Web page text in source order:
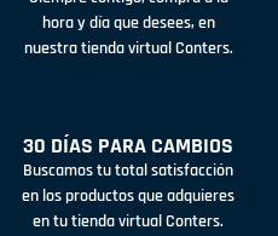
hora y día que desees, en
nuestra tienda virtual Conters.
30 DÍAS PARA CAMBIOS
Buscamos tu total satisfacción
en los productos que adquieres
en tu tienda virtual Conters.